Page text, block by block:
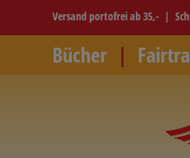
Versand portofrei ab 35,-
Bücher